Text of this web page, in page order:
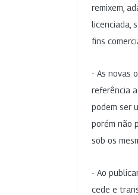
remixem,
licenciada,
fins
- As novas
referência
podem ser
porém não
sob os
- Ao
cede e